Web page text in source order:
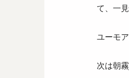
て、一
ユーモ
次は朝